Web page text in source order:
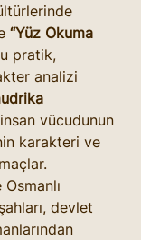
“Yüz Okuma
pratik,
analizi
vücudunun
karakteri ve
devlet